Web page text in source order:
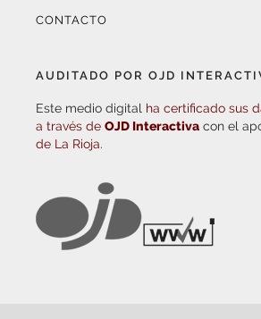
CONTACTO
AUDITADO POR OJD
Este medio digital ha certificado sus
a través de OJD Interactiva con el
de La Rioja.